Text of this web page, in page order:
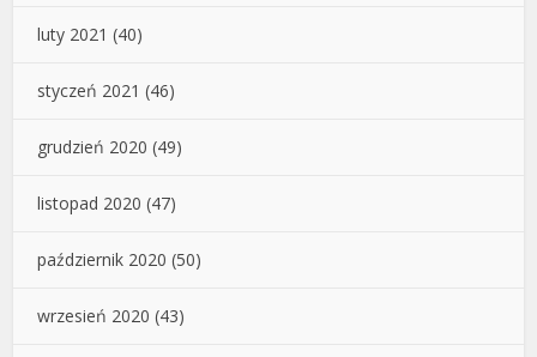
luty 2021 (40)
styczeń 2021 (46)
grudzień 2020 (49)
listopad 2020 (47)
październik 2020 (50)
wrzesień 2020 (43)